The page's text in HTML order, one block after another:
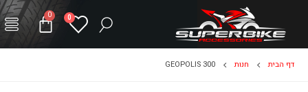
0
0
דף הבית חנות GEOPOLIS 300